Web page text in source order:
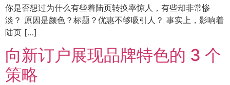
你是否想过为什么有些着陆页转换率惊人，有些却非常惨
淡？ 原因是颜色？标题？优惠不够吸引人？ 事实上，影响着
陆页 […]
向新订户展现品牌特色的 3 个
策略